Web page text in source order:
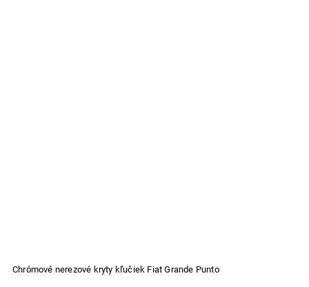
Chrómové nerezové kryty kľučiek Fiat Grande Punto